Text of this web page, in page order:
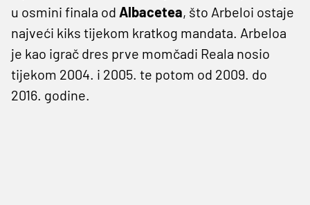
u osmini finala od Albacetea, što Arbeloi ostaje
najveći kiks tijekom kratkog mandata. Arbeloa
je kao igrač dres prve momčadi Reala nosio
tijekom 2004. i 2005. te potom od 2009. do
2016. godine.